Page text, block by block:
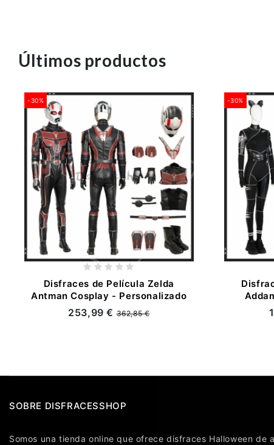
Últimos productos
-30%
Disfraces de Película Zelda
Antman Cosplay - Personalizado
253,99 €362,85 €
-30%
SOBRE DISFRACESSHOP
Somos una tienda online que ofrecedisfraces Halloween de